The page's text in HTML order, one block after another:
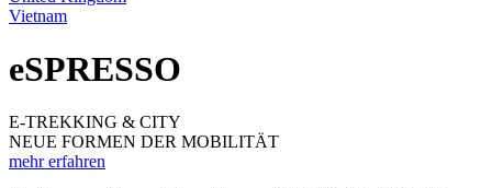
Vietnam
eSPRESSO
E-TREKKING & CITY
NEUE FORMEN DER MOBILITÄT
mehr erfahren